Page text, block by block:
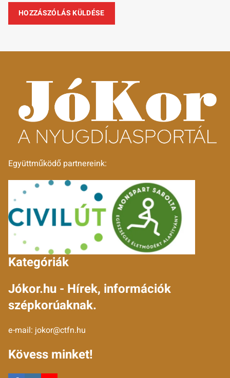
Együttműködő partnereink:
Kategóriák
Jókor.hu - Hírek, információk
szépkorúaknak.
e-mail: jokor@ctfn.hu
Kövess minket!